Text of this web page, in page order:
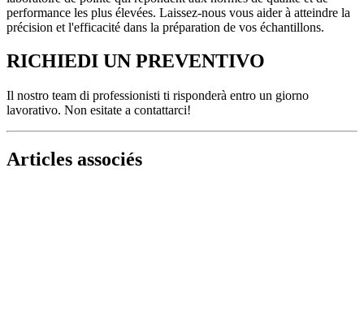
performance les plus élevées. Laissez-nous vous aider à atteindre la
précision et l'efficacité dans la préparation de vos échantillons.
RICHIEDI UN PREVENTIVO
Il nostro team di professionisti ti risponderà entro un giorno
lavorativo. Non esitate a contattarci!
Articles associés